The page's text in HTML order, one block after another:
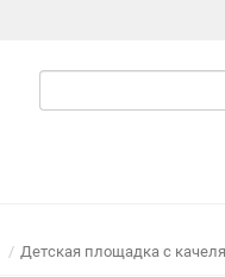
Детская площадка с